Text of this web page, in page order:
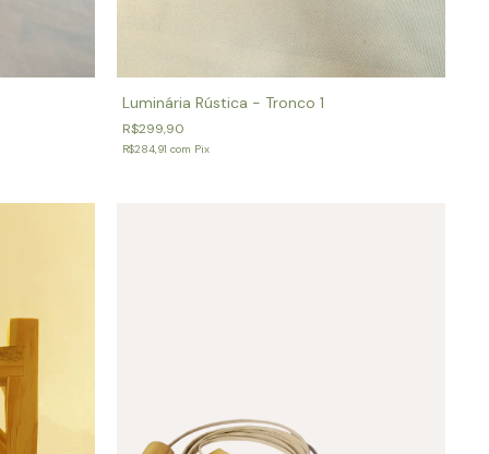
Luminária Rústica - Tronco 1
R$299,90
R$284,91 com Pix